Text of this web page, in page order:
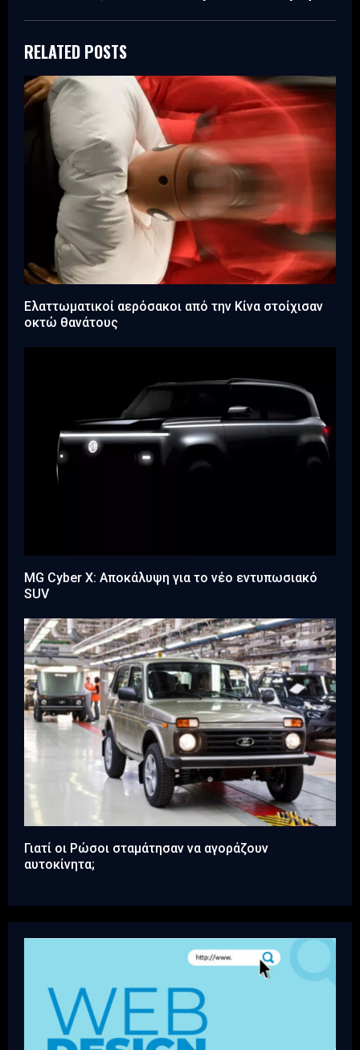
RELATED POSTS
Ελαττωματικοί αερόσακοι από την Κίνα στοίχισαν
οκτώ θανάτους
MG Cyber X: Αποκάλυψη για το νέο εντυπωσιακό
SUV
Γιατί οι Ρώσοι σταμάτησαν να αγοράζουν
αυτοκίνητα;